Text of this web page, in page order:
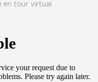
en tour virtual